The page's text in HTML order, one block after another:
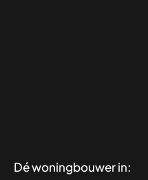
Dé woningbouwer in: